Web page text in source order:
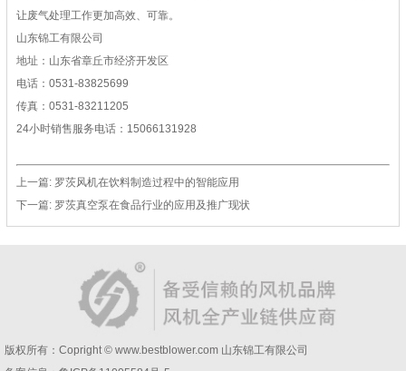
让废气处理工作更加高效、可靠。
山东锦工有限公司
地址：山东省章丘市经济开发区
电话：0531-83825699
传真：0531-83211205
24小时销售服务电话：15066131928
上一篇: 罗茨风机在饮料制造过程中的智能应用
下一篇: 罗茨真空泵在食品行业的应用及推广现状
版权所有：Copright © www.bestblower.com 山东锦工有限公司